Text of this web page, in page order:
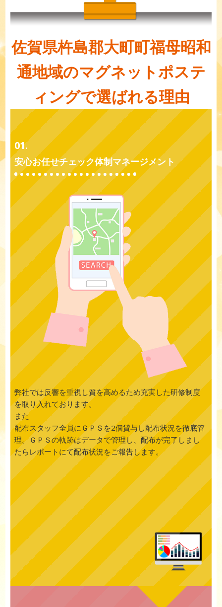
佐賀県杵島郡大町町福母昭和
通地域のマグネットポステ
ィングで選ばれる理由
01.
安心お任せチェック体制マネージメント
弊社では反響を重視し質を高めるため充実した研修制度
を取り入れております。
また
配布スタッフ全員にＧＰＳを2個貸与し配布状況を徹底管
理。ＧＰＳの軌跡はデータで管理し、配布が完了しまし
たらレポートにて配布状況をご報告します。